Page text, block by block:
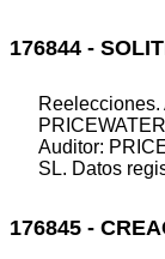
176844 -
Reelecciones.
Auditor:
SL. Datos
176845 -